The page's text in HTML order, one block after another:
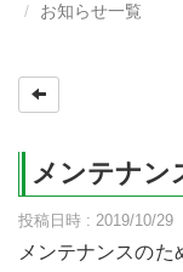
お知らせ一覧
メンテナン
投稿日時 : 2019/10/29
メンテナンスの